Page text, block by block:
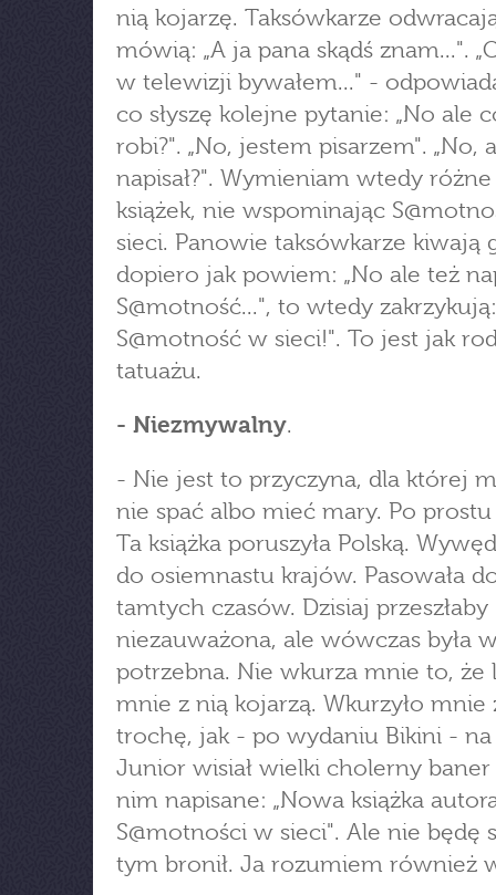
nią kojarzę. Taksówkarze
mówią: „A ja pana skądś znam...".
w telewizji bywałem..." -
co słyszę kolejne pytanie: „No ale
robi?". „No, jestem pisarzem". „No,
napisał?". Wymieniam wtedy różne
książek, nie wspominając
sieci. Panowie taksówkarze kiwają
dopiero jak powiem: „No ale też
S@motność...", to wtedy zakrzykują:
S@motność w sieci!". To jest jak
tatuażu.
- Niezmywalny.
- Nie jest to przyczyna, dla której
nie spać albo mieć mary. Po
Ta książka poruszyła Polską.
do osiemnastu krajów. Pasowała
tamtych czasów. Dzisiaj przeszłaby
niezauważona, ale wówczas była
potrzebna. Nie wkurza mnie to, że
mnie z nią kojarzą. Wkurzyło mnie
trochę, jak - po wydaniu Bikini - na
Junior wisiał wielki cholerny baner
nim napisane: „Nowa książka
S@motności w sieci". Ale nie będę
tym bronił. Ja rozumiem również